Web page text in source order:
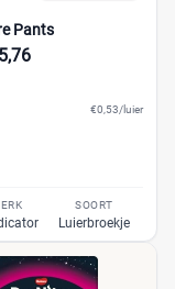
Pants
€0,53/luier
SOORT
Luierbroekje